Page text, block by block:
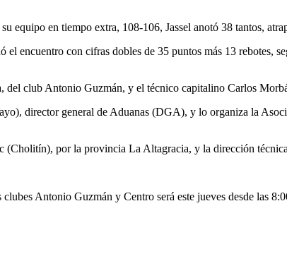
equipo en tiempo extra, 108-106, Jassel anotó 38 tantos,
encuentro con cifras dobles de 35 puntos más 13 rebotes,
del club Antonio Guzmán, y el técnico capitalino Carlos
director general de Aduanas (DGA), y lo organiza la
por la provincia La Altagracia, y la dirección
Antonio Guzmán y Centro será este jueves desde las